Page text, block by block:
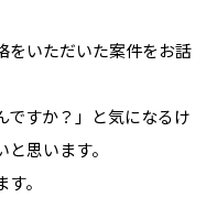
をいただいた案件をお話
ですか？」と気になるけ
思います。
。